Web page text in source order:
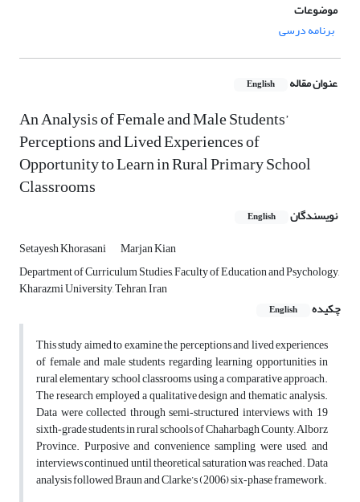
موضوعات
برنامه درسی
عنوان مقاله English
An Analysis of Female and Male Students’
Perceptions and Lived Experiences of
Opportunity to Learn in Rural Primary School
Classrooms
نویسندگان English
Setayesh Khorasani
Marjan Kian
Department of Curriculum Studies, Faculty of Education and Psychology,
Kharazmi University, Tehran, Iran
چکیده
English
This study aimed to examine the perceptions and lived experiences
of female and male students regarding learning opportunities in
rural elementary school classrooms using a comparative approach.
The research employed a qualitative design and thematic analysis.
Data were collected through semi‑structured interviews with 19
sixth‑grade students in rural schools of Chaharbagh County, Alborz
Province. Purposive and convenience sampling were used, and
interviews continued until theoretical saturation was reached. Data
analysis followed Braun and Clarke’s (2006) six‑phase framework.